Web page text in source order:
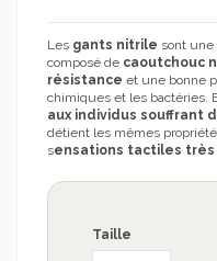
Les gants nitrile sont une
composé de caoutchouc
résistance et une bonne
chimiques et les bactéries.
aux individus souffrant
détient les mêmes
sensations tactiles
Taille